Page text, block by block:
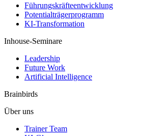
Führungskräfteentwicklung
Potentialträgerprogramm
KI-Transformation
Inhouse-Seminare
Leadership
Future Work
Artificial Intelligence
Brainbirds
Über uns
Trainer Team